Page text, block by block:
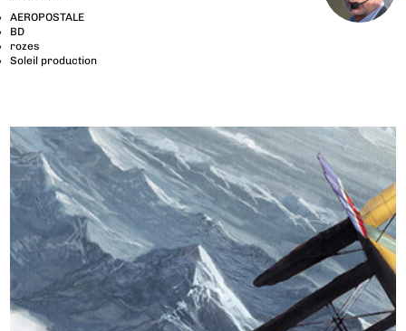
AEROPOSTALE
BD
rozes
Soleil production